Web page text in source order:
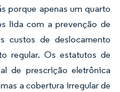
porque apenas um quarto
lida com a prevenção de
custos de deslocamento
regular. Os estatutos de
de prescrição eletrônica
a cobertura irregular de